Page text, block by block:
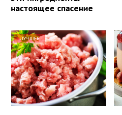
настоящее спасение
ЛУЧШЕЕ